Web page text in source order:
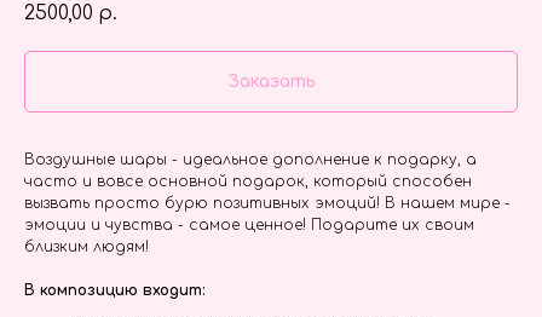
2500,00 р.
Заказать
Воздушные шары - идеальное дополнение к подарку, а
часто и вовсе основной подарок, который способен
вызвать просто бурю позитивных эмоций! В нашем мире -
эмоции и чувства - самое ценное! Подарите их своим
близким людям!
В композицию входит: